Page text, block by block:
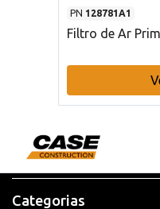
PN 128781A1
Filtro de Ar
Categorias